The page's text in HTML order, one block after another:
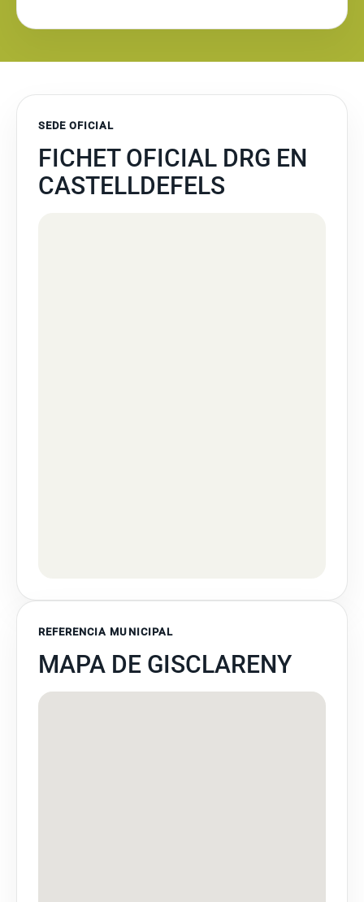
SEDE OFICIAL
FICHET OFICIAL DRG EN
CASTELLDEFELS
REFERENCIA MUNICIPAL
MAPA DE GISCLARENY